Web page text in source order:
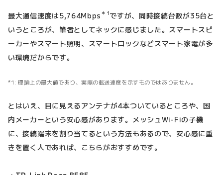
最大通信速度は5,764Mbps ＊1ですが、同時接続台数が35台と
いうところが、筆者としてネックに感じました。スマートスピ
ーカーやスマート照明、スマートロックなどスマート家電が多
い環境だからです。
理論上の最大値であり、実際の転送速度を示すものではありません。
とはいえ、目に見えるアンテナが4本ついているところや、国
内メーカーという安心感があります。メッシュWi-Fiの子機
に、接続端末を割り当てるという方法もあるので、安心感に重
きを置く人であれば、こちらがおすすめです。